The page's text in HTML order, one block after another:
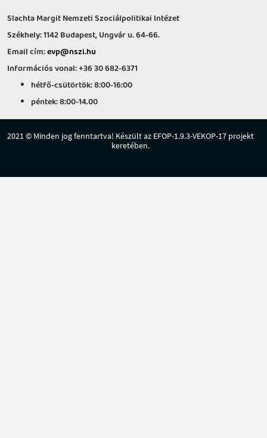
Slachta Margit Nemzeti Szociálpolitikai Intézet
Székhely: 1142 Budapest, Ungvár u. 64-66.
Email cím:evp@nszi.hu
Információs vonal: +36 30 682-6371
hétfő-csütörtök: 8:00-16:00
péntek: 8:00-14.00
2021 © Minden jog fenntartva! Készült az EFOP-1.9.3-VEKOP-17 projekt
keretében.